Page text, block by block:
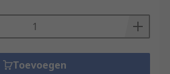
Toevoegen